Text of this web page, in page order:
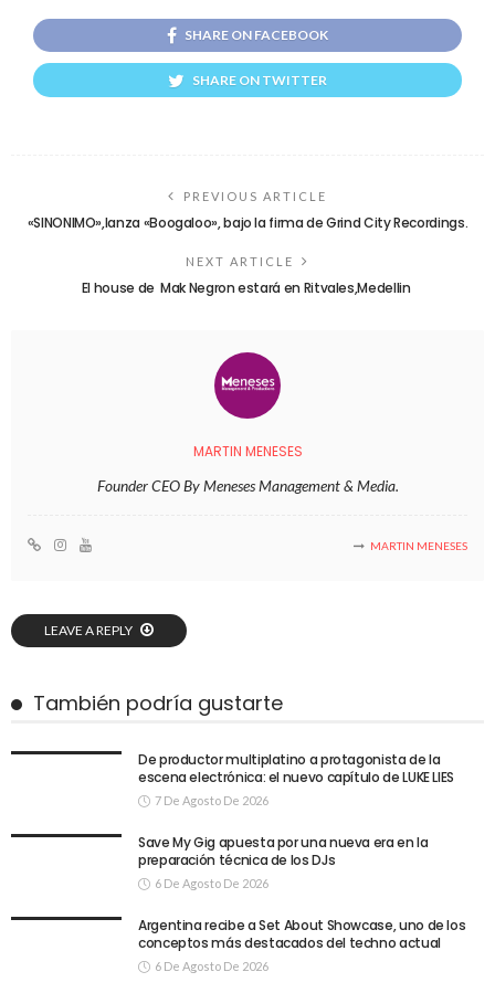
SHARE ON FACEBOOK
SHARE ON TWITTER
PREVIOUS ARTICLE
«SINONIMO»,lanza «Boogaloo», bajo la firma de Grind City Recordings.
NEXT ARTICLE
El house de Mak Negron estará en Ritvales,Medellin
MARTIN MENESES
Founder CEO By Meneses Management & Media.
MARTIN MENESES
LEAVE A REPLY
También podría gustarte
De productor multiplatino a protagonista de la
escena electrónica: el nuevo capítulo de LUKE LIES
7 De Agosto De 2026
Save My Gig apuesta por una nueva era en la
preparación técnica de los DJs
6 De Agosto De 2026
Argentina recibe a Set About Showcase, uno de los
conceptos más destacados del techno actual
6 De Agosto De 2026